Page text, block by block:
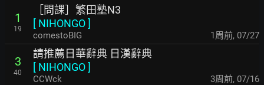
1
19
［問課］繁田塾N3
[ NIHONGO]
comestoBIG 1周前, 07/27
3
40
請推薦日華辭典 日漢辭典
[ NIHONGO]
CCWck 3周前, 07/16